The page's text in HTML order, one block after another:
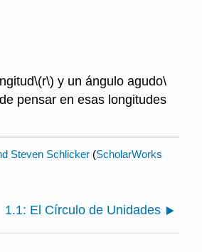
\(r\) y un ángulo agudo\
pensar en esas longitudes
Steven Schlicker (ScholarWorks
1.1: El Círculo de Unidades